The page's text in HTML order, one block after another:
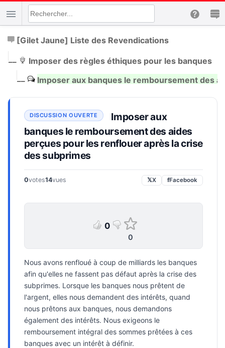
[Gilet Jaune] Liste des Revendications
__
Imposer des règles éthiques pour les banques
__ Imposer aux banques le remboursement des
Imposer aux
banques le remboursement des aides
perçues pour les renflouer après la crise
des subprimes
0votes14vues 𝕏X fFacebook
0
0
Nous avons renfloué à coup de milliards les banques
afin qu'elles ne fassent pas défaut après la crise des
subprimes. Lorsque les banques nous prêtent de
l'argent, elles nous demandent des intérêts, quand
nous prêtons aux banques, nous demandons
également des intérêts. Nous exigeons le
remboursement intégral des sommes prêtées à ces
banques avec un intérêt à définir.